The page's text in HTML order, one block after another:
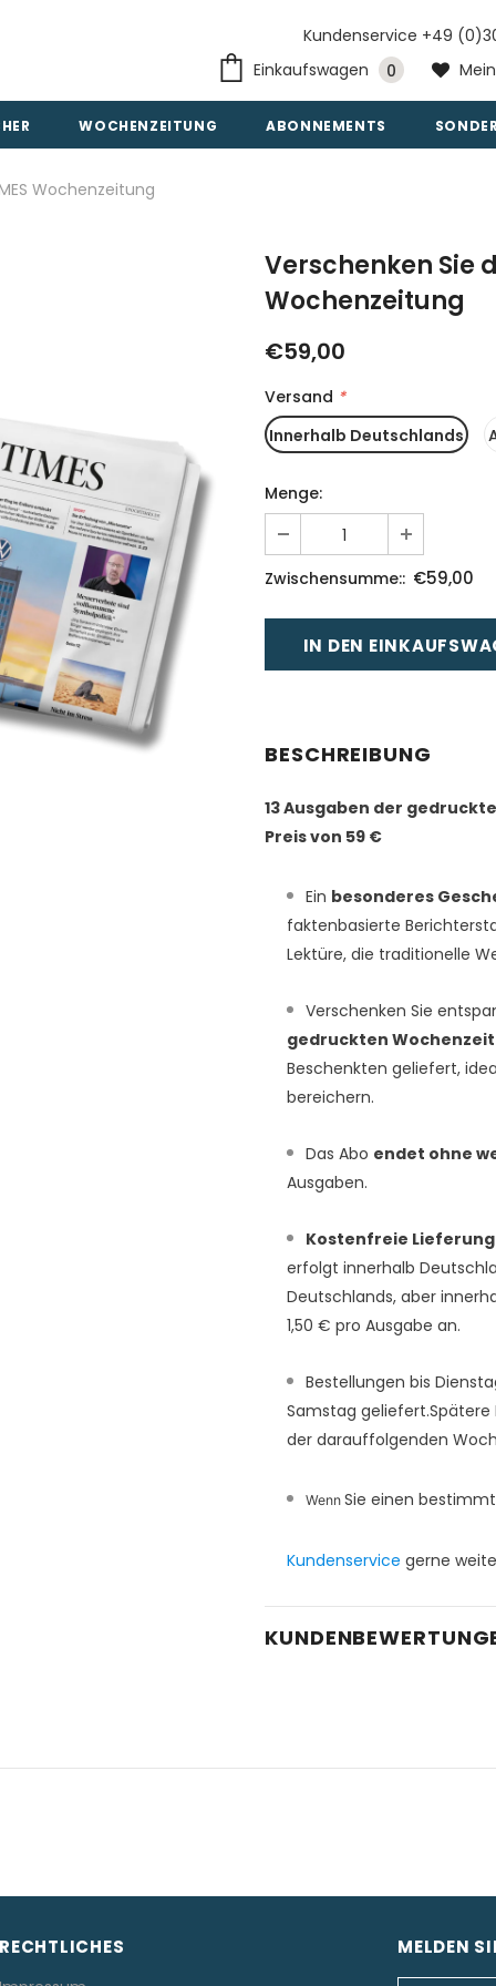
Kundenservice +49
Einkaufswagen
0
WOCHENZEITUNG ABONNEMENTS
Wochenzeitung
Verschenken Sie
Wochenzeitung
€59,00
Versand *
Innerhalb Deutschlands
Menge:
Zwischensumme:: €59,00
BESCHREIBUNG
13 Ausgaben der
Preis von 59 €
Ein besonderes
faktenbasierte
Lektüre, die traditionelle
Verschenken Sie
gedruckten
Beschenkten geliefert,
bereichern.
Das Abo endet ohne
Ausgaben.
Kostenfreie Lieferung
erfolgt innerhalb
Deutschlands, aber
1,50 € pro Ausgabe an.
Bestellungen bis
Samstag
der darauffolgenden
Wenn Sie einen
Kundenservice gerne
RECHTLICHES MELDEN